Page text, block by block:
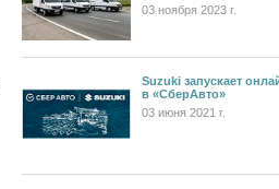
03 ноября 2023 г.
Suzuki запускает
в «СберАвто»
03 июня 2021 г.